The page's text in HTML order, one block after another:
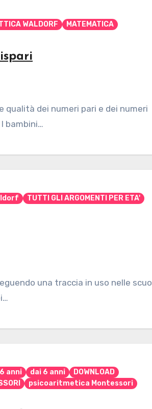
WALDORF
MATEMATICA
dei numeri pari e dei numeri
bambini…
TUTTI GLI ARGOMENTI PER ETA'
una traccia in uso nelle
anni dai 6 anni
DOWNLOAD
psicoaritmetica Montessori